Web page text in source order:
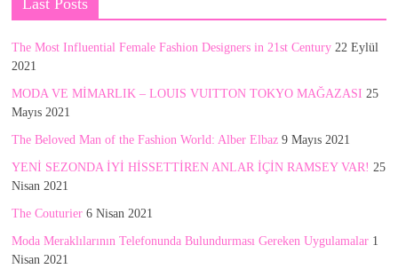
Last Posts
The Most Influential Female Fashion Designers in 21st Century 22 Eylül
2021
MODA VE MİMARLIK – LOUIS VUITTON TOKYO MAĞAZASI 25
Mayıs 2021
The Beloved Man of the Fashion World: Alber Elbaz 9 Mayıs 2021
YENİ SEZONDA İYİ HİSSETTİREN ANLAR İÇİN RAMSEY VAR! 25
Nisan 2021
The Couturier 6 Nisan 2021
Moda Meraklılarının Telefonunda Bulundurması Gereken Uygulamalar 1
Nisan 2021